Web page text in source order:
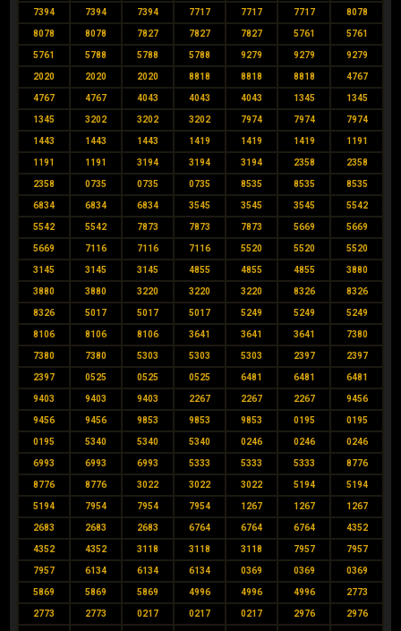
7394 7394 7394 7717 7717 7717 8078
8078 8078 7827 7827 7827 5761 5761
5761 5788 5788 5788 9279 9279 9279
2020 2020 2020 8818 8818 8818 4767
4767 4767 4043 4043 4043 1345 1345
1345 3202 3202 3202 7974 7974 7974
1443 1443 1443 1419 1419 1419 1191
1191 1191 3194 3194 3194 2358 2358
2358 0735 0735 0735 8535 8535 8535
6834 6834 6834 3545 3545 3545 5542
5542 5542 7873 7873 7873 5669 5669
5669 7116 7116 7116 5520 5520 5520
3145 3145 3145 4855 4855 4855 3880
3880 3880 3220 3220 3220 8326 8326
8326 5017 5017 5017 5249 5249 5249
8106 8106 8106 3641 3641 3641 7380
7380 7380 5303 5303 5303 2397 2397
2397 0525 0525 0525 6481 6481 6481
9403 9403 9403 2267 2267 2267 9456
9456 9456 9853 9853 9853 0195 0195
0195 5340 5340 5340 0246 0246 0246
6993 6993 6993 5333 5333 5333 8776
8776 8776 3022 3022 3022 5194 5194
5194 7954 7954 7954 1267 1267 1267
2683 2683 2683 6764 6764 6764 4352
4352 4352 3118 3118 3118 7957 7957
7957 6134 6134 6134 0369 0369 0369
5869 5869 5869 4996 4996 4996 2773
2773 2773 0217 0217 0217 2976 2976